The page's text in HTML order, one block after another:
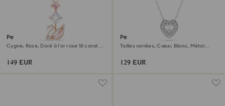
Pendentif Swan
Cygne, Rose, Doré à l’or rose 18 carats
149 EUR
Pendentif Ariana Grande x
Swarovski
Tailles variées, Cœur, Blanc, Métal
129 EUR